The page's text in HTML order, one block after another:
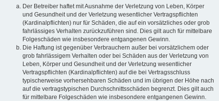
Der Betreiber haftet mit Ausnahme der Verletzung von Leben, Körper
und Gesundheit und der Verletzung wesentlicher Vertragspflichten
(Kardinalpflichten) nur für Schäden, die auf ein vorsätzliches oder grob
fahrlässiges Verhalten zurückzuführen sind. Dies gilt auch für mittelbare
Folgeschäden wie insbesondere entgangenen Gewinn.
Die Haftung ist gegenüber Verbrauchern außer bei vorsätzlichem oder
grob fahrlässigem Verhalten oder bei Schäden aus der Verletzung von
Leben, Körper und Gesundheit und der Verletzung wesentlicher
Vertragspflichten (Kardinalpflichten) auf die bei Vertragsschluss
typischerweise vorhersehbaren Schäden und im übrigen der Höhe nach
auf die vertragstypischen Durchschnittsschäden begrenzt. Dies gilt auch
für mittelbare Folgeschäden wie insbesondere entgangenen Gewinn.